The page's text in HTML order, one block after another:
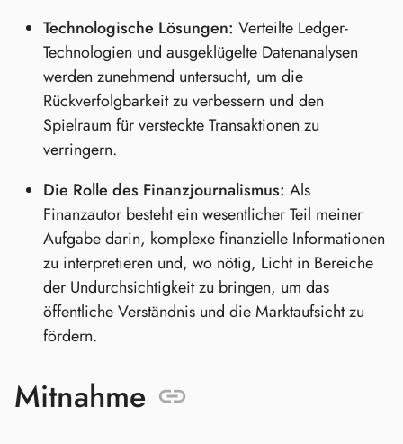
Technologische Lösungen: Verteilte Ledger-
Technologien und ausgeklügelte Datenanalysen
werden zunehmend untersucht, um die
Rückverfolgbarkeit zu verbessern und den
Spielraum für versteckte Transaktionen zu
verringern.
Die Rolle des Finanzjournalismus: Als
Finanzautor besteht ein wesentlicher Teil meiner
Aufgabe darin, komplexe finanzielle Informationen
zu interpretieren und, wo nötig, Licht in Bereiche
der Undurchsichtigkeit zu bringen, um das
öffentliche Verständnis und die Marktaufsicht zu
fördern.
Mitnahme